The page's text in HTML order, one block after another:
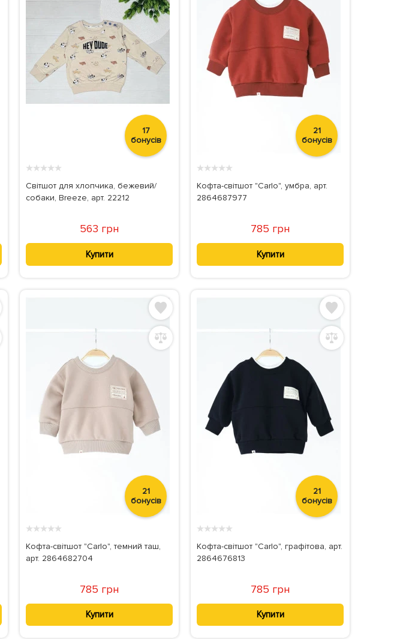
17
бонусів
★★★★★
Світшот для хлопчика, бежевий/
собаки, Breeze, арт. 22212
563 грн
Купити
21
бонусів
★★★★★
Кофта-світшот "Carlo", умбра, арт.
2864687977
785 грн
Купити
21
бонусів
★★★★★
Кофта-світшот "Carlo", темний таш,
арт. 2864682704
785 грн
Купити
21
бонусів
★★★★★
Кофта-світшот "Carlo", графітова, арт.
2864676813
785 грн
Купити